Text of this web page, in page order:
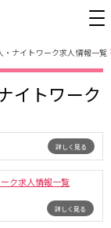
ナイトワーク求人情報一覧
イトワーク
詳しく見る
ク求人情報一覧
詳しく見る